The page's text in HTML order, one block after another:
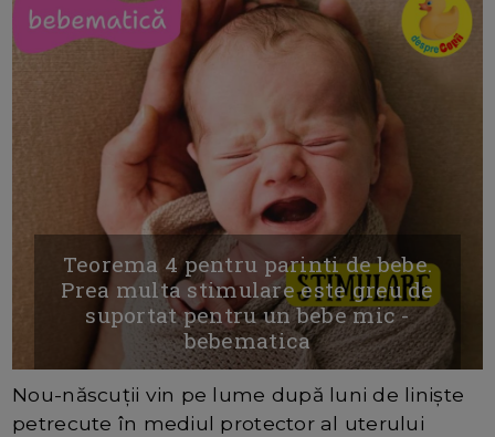
Teorema 4 pentru parinti de bebe.
Prea multa stimulare este greu de
suportat pentru un bebe mic -
bebematica
Nou-născuții vin pe lume după luni de liniște
petrecute în mediul protector al uterului